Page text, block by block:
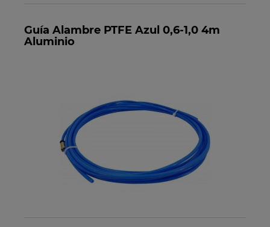
Guía Alambre PTFE Azul 0,6-1,0 4m
Aluminio